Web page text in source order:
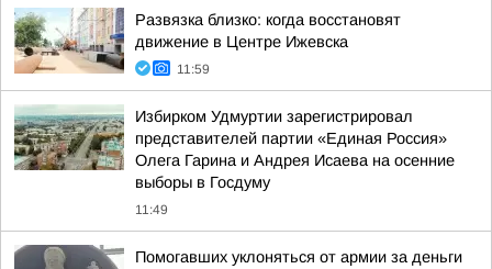
Развязка близко: когда восстановят
движение в Центре Ижевска
11:59
Избирком Удмуртии зарегистрировал
представителей партии «Единая Россия»
Олега Гарина и Андрея Исаева на осенние
выборы в Госдуму
11:49
Помогавших уклоняться от армии за деньги